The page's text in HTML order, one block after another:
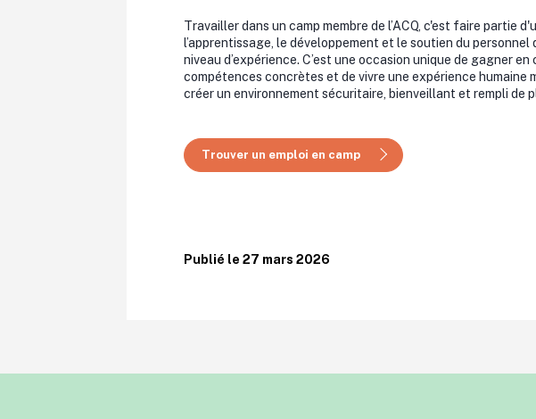
Travailler dans un camp membre de l’ACQ, c'est faire partie
l’apprentissage, le développement et le soutien du personnel
niveau d’expérience. C’est une occasion unique de gagner
compétences concrètes et de vivre une expérience humaine
créer un environnement sécuritaire, bienveillant et rempli de
Trouver un emploi en camp
Publié le 27 mars 2026